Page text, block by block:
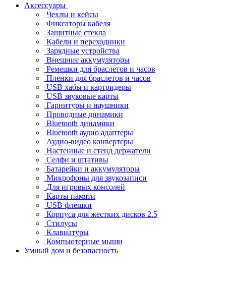
Аксессуары
Чехлы и кейсы
Фиксаторы кабеля
Защитные стекла
Кабели и переходники
Зарядные устройства
Внешние аккумуляторы
Ремешки для браслетов и часов
Пленки для браслетов и часов
USB хабы и картридеры
USB звуковые карты
Гарнитуры и наушники
Проводные динамики
Bluetooth динамики
Bluetooth аудио адаптеры
Аудио-видео конвертеры
Настенные и стенд держатели
Селфи и штативы
Батарейки и аккумуляторы
Микрофоны для звукозаписи
Для игровых консолей
Карты памяти
USB флешки
Корпуса для жестких дисков 2.5
Стилусы
Клавиатуры
Компьютерные мыши
Умный дом и безопасность